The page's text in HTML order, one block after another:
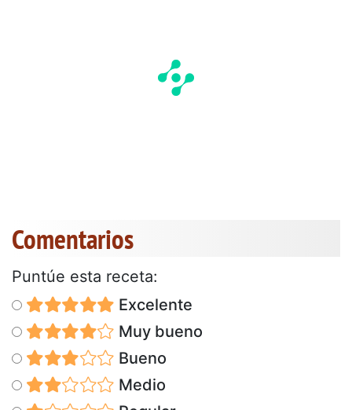
Comentarios
Puntúe esta receta:
Excelente
Muy bueno
Bueno
Medio